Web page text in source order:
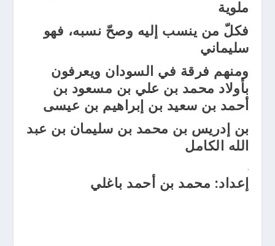
ملوية
فكلّ من ينسب إليه وصحّ نسبه، فهو
سليماني
ومنهم فرقة في السودان ويعرفون
بأولاد محمد بن علي بن مسعود بن
أحمد بن سعيد بن إبراهيم بن عيسى
بن إدريس بن محمد بن سليمان بن عبد
الله الكامل
.
إعداد: محمد بن أحمد باغلي